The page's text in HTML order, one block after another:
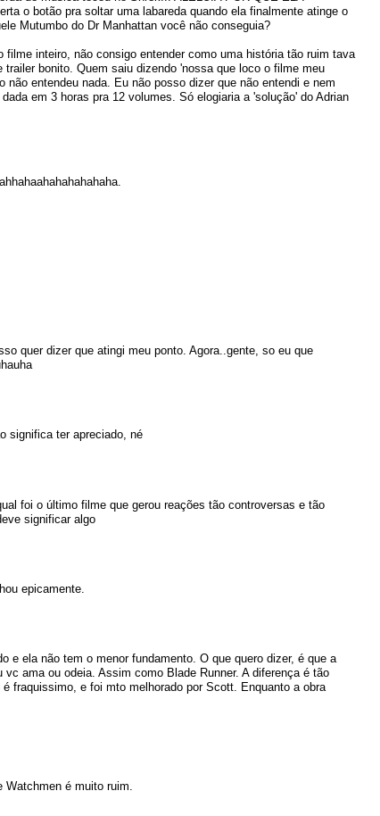
o botão pra soltar uma labareda quando ela finalmente atinge o
Mutumbo do Dr Manhattan você não conseguia?
inteiro, não consigo entender como uma história tão ruim tava
bonito. Quem saiu dizendo 'nossa que loco o filme meu
entendeu nada. Eu não posso dizer que não entendi e nem
em 3 horas pra 12 volumes. Só elogiaria a 'solução' do Adrian
quer dizer que atingi meu ponto. Agora..gente, so eu que
significa ter apreciado, né
foi o último filme que gerou reações tão controversas e tão
significar algo
epicamente.
e ela não tem o menor fundamento. O que quero dizer, é que a
ama ou odeia. Assim como Blade Runner. A diferença é tão
fraquissimo, e foi mto melhorado por Scott. Enquanto a obra
é muito ruim.